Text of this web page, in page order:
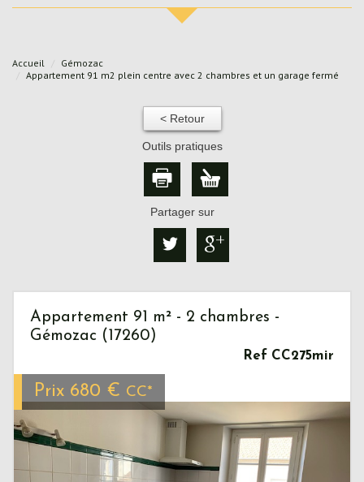
Accueil
Gémozac
Appartement 91 m2 plein centre avec 2 chambres et un garage fermé
< Retour
Outils pratiques
Partager sur
Appartement 91 m² - 2 chambres -
Gémozac (17260)
Ref CC275mir
Prix 680 € CC*